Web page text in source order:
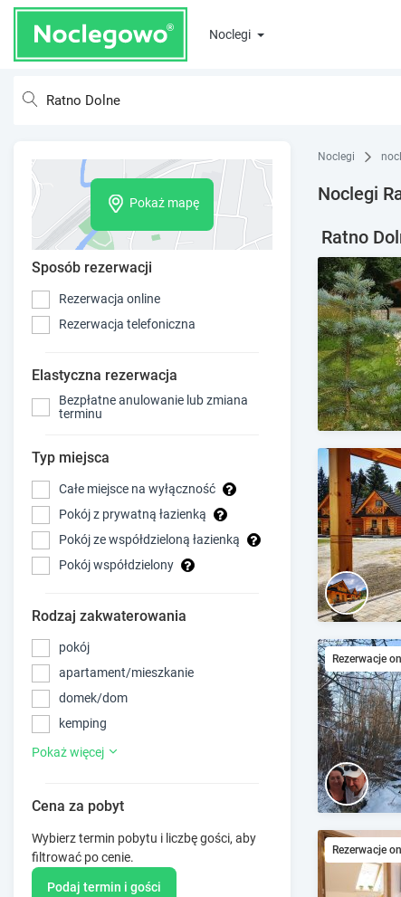
Noclegi
Pokaż mapę
Sposób rezerwacji
Rezerwacja online
Rezerwacja telefoniczna
Elastyczna rezerwacja
Bezpłatne anulowanie lub zmiana
terminu
Typ miejsca
Całe miejsce na wyłączność
Pokój z prywatną łazienką
Pokój ze współdzieloną łazienką
Pokój współdzielony
Rodzaj zakwaterowania
pokój
apartament/mieszkanie
domek/dom
kemping
Pokaż więcej
Cena za pobyt
Wybierz termin pobytu i liczbę gości, aby
filtrować po cenie.
Podaj termin i gości
Noclegi
Noclegi
Ratno
Rezerwacje
Rezerwacje